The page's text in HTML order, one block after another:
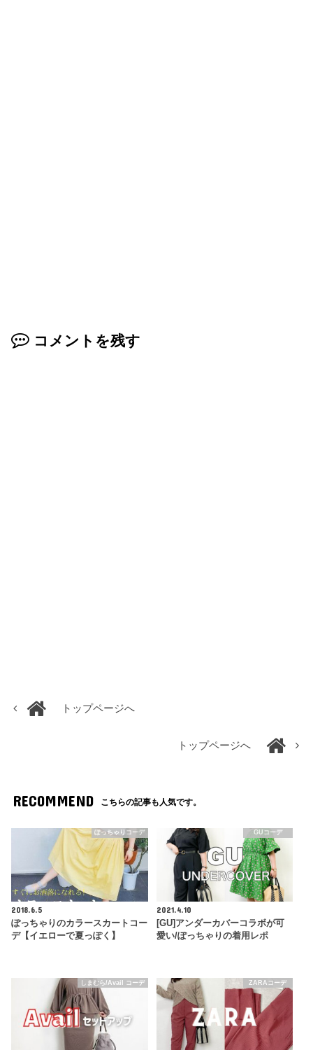
コメントを残す
トップページへ
トップページへ
RECOMMEND こちらの記事も人気です。
ぽっちゃりコーデ
2018.6.5
ぽっちゃりのカラースカートコー
デ【イエローで夏っぽく】
GUコーデ
2021.4.10
[GU]アンダーカバーコラボが可
愛い/ぽっちゃりの着用レポ
しまむら/Avail コーデ ZARAコーデ